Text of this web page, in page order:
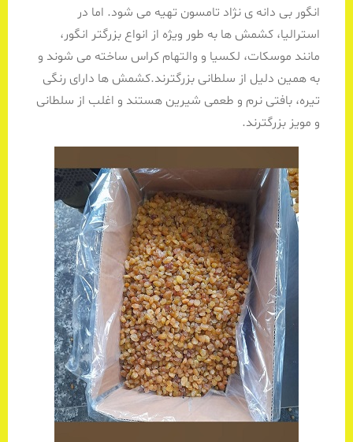
انگور بی دانه ی نژاد تامسون تهیه می شود. اما در
استرالیا، کشمش ها به طور ویژه از انواع بزرگتر انگور،
مانند موسکات، لکسیا و والتهام کراس ساخته می شوند و
به همین دلیل از سلطانی بزرگترند.کشمش ها دارای رنگی
تیره، بافتی نرم و طعمی شیرین هستند و اغلب از سلطانی
و مویز بزرگترند.